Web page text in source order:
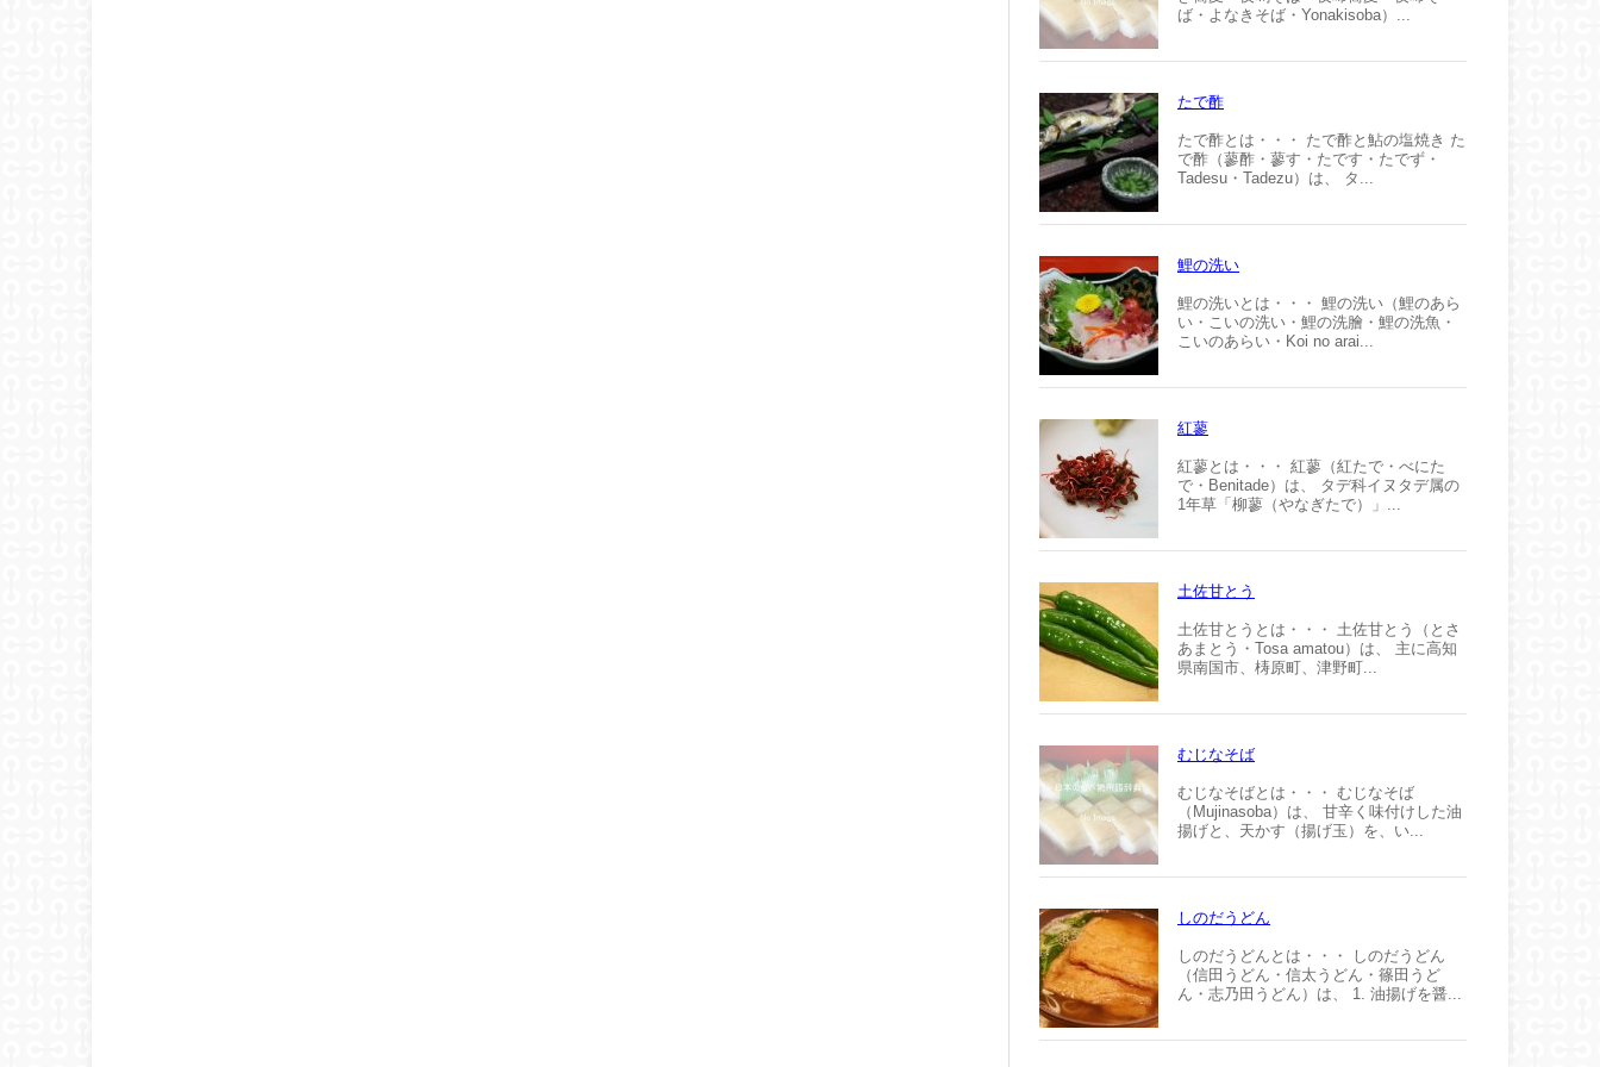
ば・よなきそば・Yonakisoba）...
たで酢
たで酢とは・・・ たで酢と鮎の塩焼き た
で酢（蓼酢・蓼す・たです・たでず・
Tadesu・Tadezu）は、 タ...
鯉の洗い
鯉の洗いとは・・・ 鯉の洗い（鯉のあら
い・こいの洗い・鯉の洗膾・鯉の洗魚・
こいのあらい・Koi no arai...
紅蓼
紅蓼とは・・・ 紅蓼（紅たで・べにた
で・Benitade）は、 タデ科イヌタデ属の
1年草「柳蓼（やなぎたで）」...
土佐甘とう
土佐甘とうとは・・・ 土佐甘とう（とさ
あまとう・Tosa amatou）は、 主に高知
県南国市、梼原町、津野町...
むじなそば
むじなそばとは・・・ むじなそば
（Mujinasoba）は、 甘辛く味付けした油
揚げと、天かす（揚げ玉）を、い...
しのだうどん
しのだうどんとは・・・ しのだうどん
（信田うどん・信太うどん・篠田うど
ん・志乃田うどん）は、 1. 油揚げを醤...